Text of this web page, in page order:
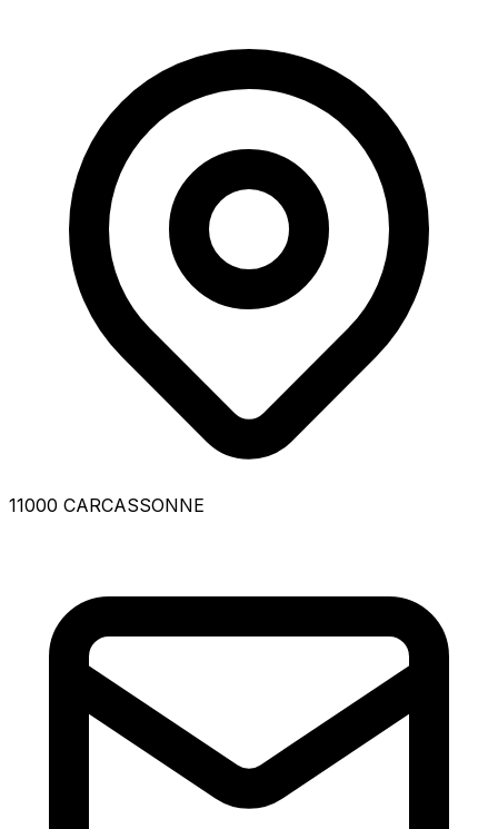
11000 CARCASSONNE